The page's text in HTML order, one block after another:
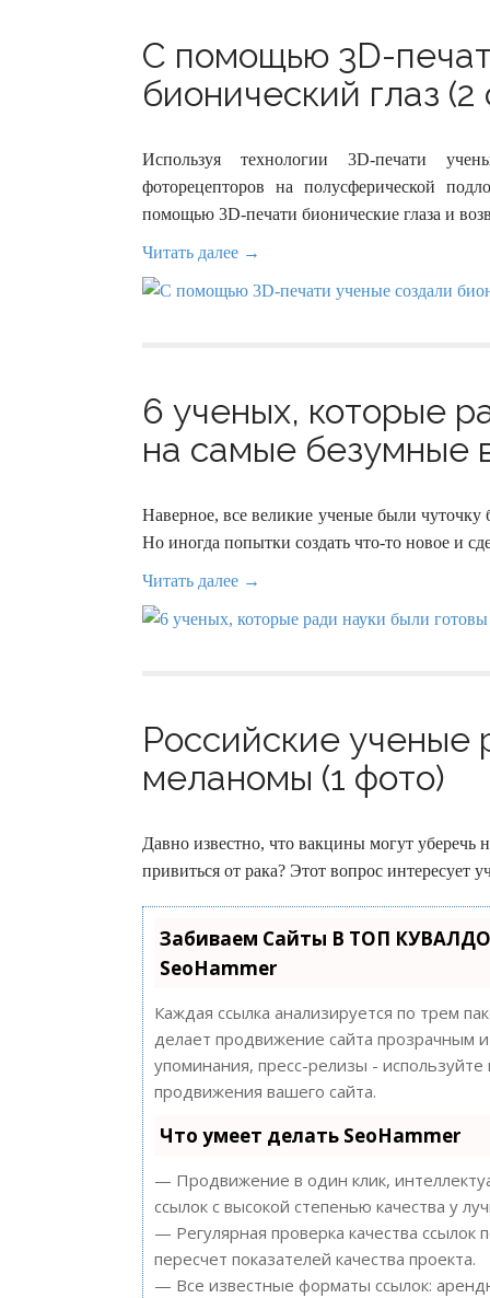
С помощью 3D-
бионический глаз (2
Используя технологии 3D-печати
фоторецепторов на полусферической
помощью 3D-печати бионические глаза и
Читать далее →
6 ученых, которые
на самые безумные
Наверное, все великие ученые были
Но иногда попытки создать что-то новое и
Читать далее →
Российские ученые
меланомы (1 фото)
Давно известно, что вакцины могут
привиться от рака? Этот вопрос интересует
Забиваем Сайты В ТОП
SeoHammer
Каждая ссылка анализируется по трем
делает продвижение сайта прозрачным
упоминания, пресс-релизы -
продвижения вашего сайта.
Что умеет делать SeoHammer
— Продвижение в один клик,
ссылок с высокой степенью качества у
— Регулярная проверка качества
пересчет показателей качества проекта.
— Все известные форматы ссылок: